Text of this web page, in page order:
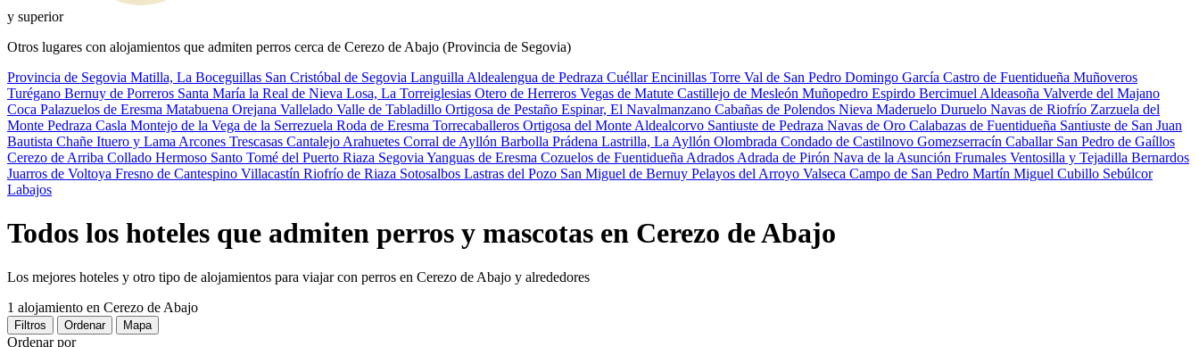
y superior
Otros lugares con alojamientos que admiten perros cerca de Cerezo de Abajo (Provincia de Segovia)
Provincia de Segovia Matilla, La Boceguillas San Cristóbal de Segovia Languilla Aldealengua de Pedraza CuéllarEncinillas Torre Val de San Pedro Domingo García Castro de Fuentidueña Muñoveros
Turégano Bernuy de Porreros Santa María la Real de Nieva Losa, La Torreiglesias Otero de Herreros Vegas de Matute Castillejo de Mesleón Muñopedro Espirdo Bercimuel Aldeasoña Valverde del Majano
Coca Palazuelos de Eresma Matabuena Orejana Vallelado Valle de Tabladillo Ortigosa de Pestaño Espinar, El Navalmanzano Cabañas de Polendos Nieva Maderuelo Duruelo Navas de Riofrío Zarzuela del
Monte Pedraza Casla Montejo de la Vega de la Serrezuela Roda de Eresma Torrecaballeros Ortigosa del Monte Aldealcorvo Santiuste de Pedraza Navas de Oro Calabazas de Fuentidueña Santiuste de San Juan
Bautista Chañe Ituero y Lama Arcones Trescasas Cantalejo Arahuetes Corral de Ayllón Barbolla Prádena Lastrilla, La Ayllón Olombrada Condado de Castilnovo Gomezserracín Caballar San Pedro de Gaíllos
Cerezo de Arriba Collado Hermoso Santo Tomé del Puerto Riaza Segovia Yanguas de Eresma Cozuelos de Fuentidueña Adrados Adrada de Pirón Nava de la Asunción Frumales Ventosilla y Tejadilla Bernardos
Juarros de Voltoya Fresno de Cantespino Villacastín Riofrío de Riaza Sotosalbos Lastras del Pozo San Miguel de Bernuy Pelayos del Arroyo Valseca Campo de San Pedro Martín Miguel Cubillo Sebúlcor
Labajos
Todos los hoteles que admiten perros y mascotas en Cerezo de Abajo
Los mejores hoteles y otro tipo de alojamientos para viajar con perros en Cerezo de Abajo y alrededores
1 alojamiento en Cerezo de Abajo
Filtros Ordenar Mapa
Ordenar por